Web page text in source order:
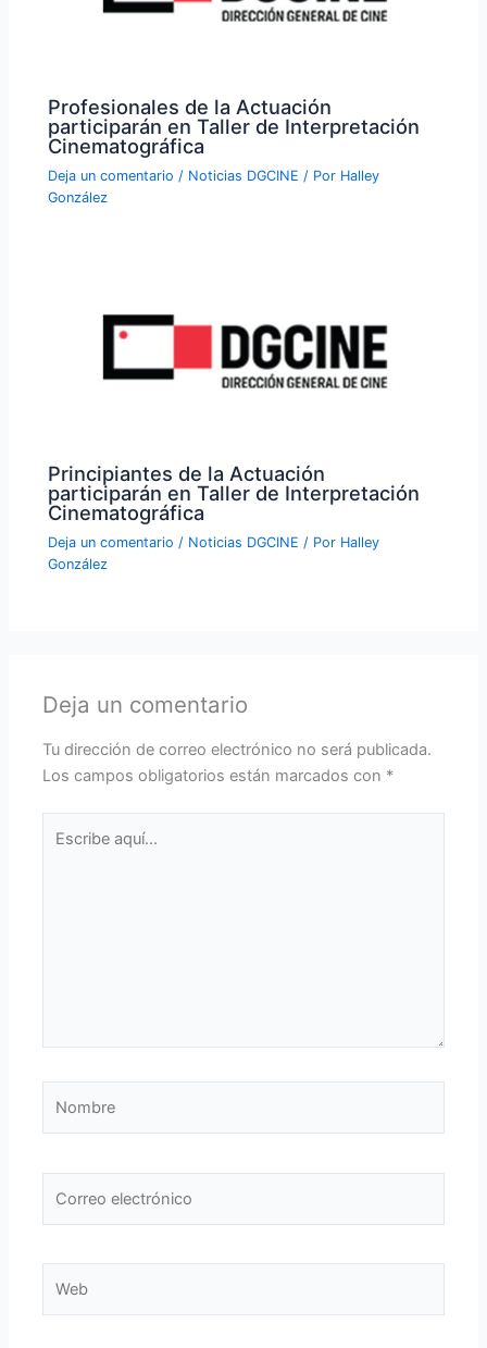
Profesionales de la Actuación
participarán en Taller de Interpretación
Cinematográfica
Deja un comentario / Noticias DGCINE / Por Halley
González
Principiantes de la Actuación
participarán en Taller de Interpretación
Cinematográfica
Deja un comentario / Noticias DGCINE / Por Halley
González
Deja un comentario
Tu dirección de correo electrónico no será publicada.
Los campos obligatorios están marcados con *
aquí...
electrónico